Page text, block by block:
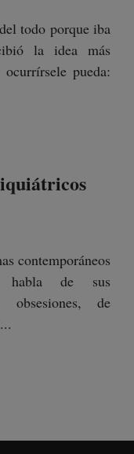
todo porque iba
la idea más
pueda:
contemporáneos
de sus
obsesiones, de